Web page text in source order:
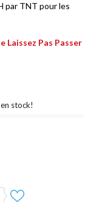
par TNT pour les
Laissez Pas Passer
stock!